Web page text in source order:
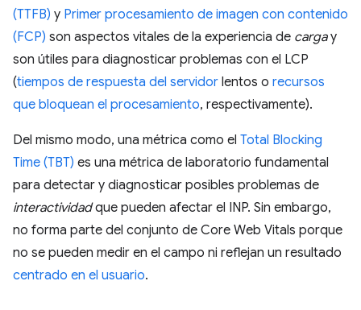
(TTFB) y Primer procesamiento de imagen con contenido
(FCP) son aspectos vitales de la experiencia de cargay
son útiles para diagnosticar problemas con el LCP
(tiempos de respuesta del servidor lentos o recursos
que bloquean el procesamiento, respectivamente).
Del mismo modo, una métrica como el Total Blocking
Time (TBT) es una métrica de laboratorio fundamental
para detectar y diagnosticar posibles problemas de
interactividadque pueden afectar el INP. Sin embargo,
no forma parte del conjunto de Core Web Vitals porque
no se pueden medir en el campo ni reflejan un resultado
centrado en el usuario.